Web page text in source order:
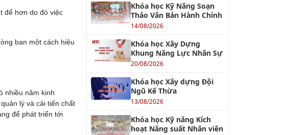
để hơn do đó việc
ban một cách hiệu
nhiều năm kinh
lý và cải tiến chất
để phát triển tới
Khóa học Kỹ Năng Soạn
Thảo Văn Bản Hành Chính
14/08/2026
Khóa học Xây Dựng
Khung Năng Lực Nhân Sự
20/08/2026
Khóa học Xây dựng Đội
Ngũ Kế Thừa
13/08/2026
Khóa học Kỹ năng Kích
hoạt Năng suất Nhân viên